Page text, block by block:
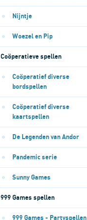
Nijntje
Woezel en Pip
Coöperatieve spellen
Coöperatief diverse
bordspellen
Coöperatief diverse
kaartspellen
De Legenden van Andor
Pandemic serie
Sunny Games
999 Games spellen
999 Games - Partyspellen